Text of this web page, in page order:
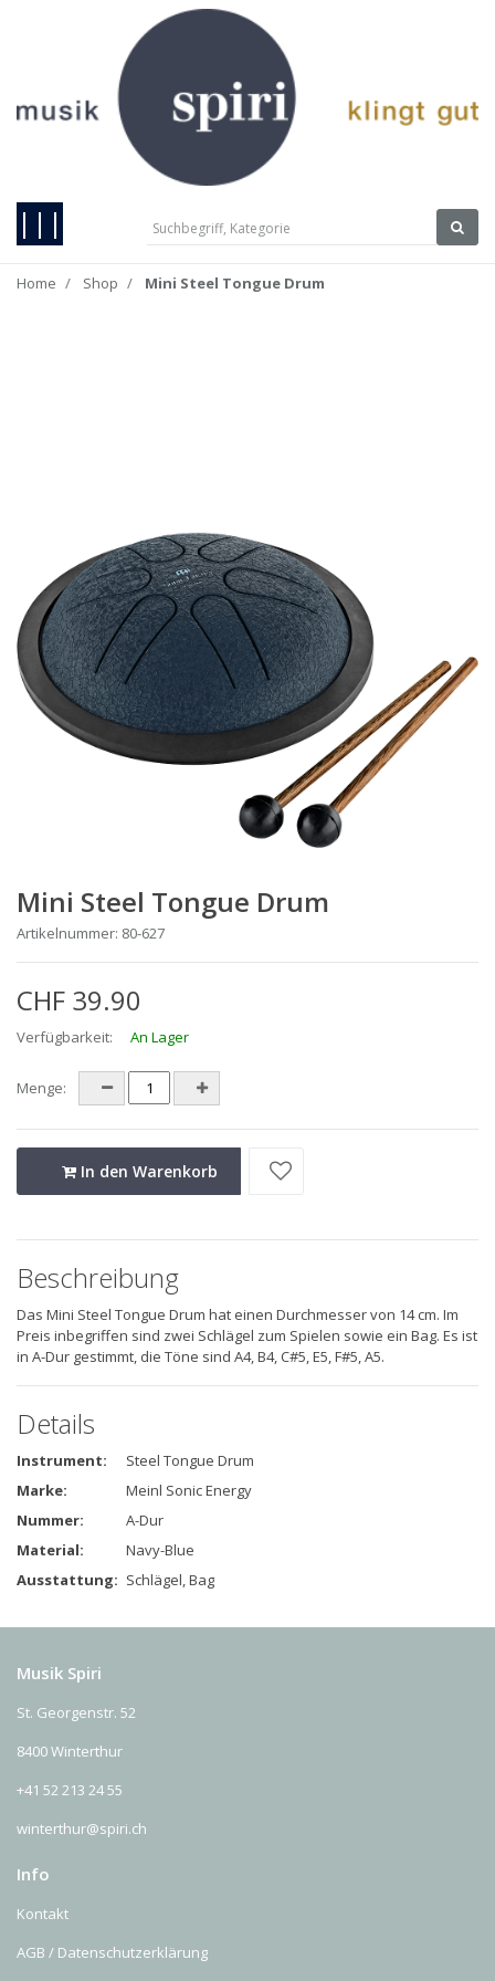
|||
Home Shop Mini Steel Tongue Drum
Mini Steel Tongue Drum
Artikelnummer: 80-627
CHF 39.90
Verfügbarkeit: An Lager
Menge:
In den Warenkorb
Beschreibung
Das Mini Steel Tongue Drum hat einen Durchmesser von 14 cm. Im
Preis inbegriffen sind zwei Schlägel zum Spielen sowie ein Bag. Es ist
in A-Dur gestimmt, die Töne sind A4, B4, C#5, E5, F#5, A5.
Details
Instrument:
Steel Tongue Drum
Marke:
Meinl Sonic Energy
Nummer:
A-Dur
Material:
Navy-Blue
Ausstattung: Schlägel, Bag
Musik Spiri
St. Georgenstr. 52
8400 Winterthur
+41 52 213 24 55
winterthur@spiri.ch
Info
Kontakt
AGB / Datenschutzerklärung